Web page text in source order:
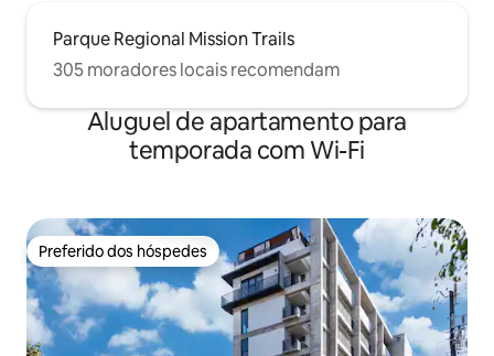
Parque Regional Mission Trails
305 moradores locais recomendam
Aluguel de apartamento para
temporada com Wi-Fi
Preferido dos hóspedes
Preferido dos hóspedes